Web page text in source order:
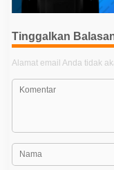
i
p
o
s
Tinggalkan
Alamat email Anda tidak